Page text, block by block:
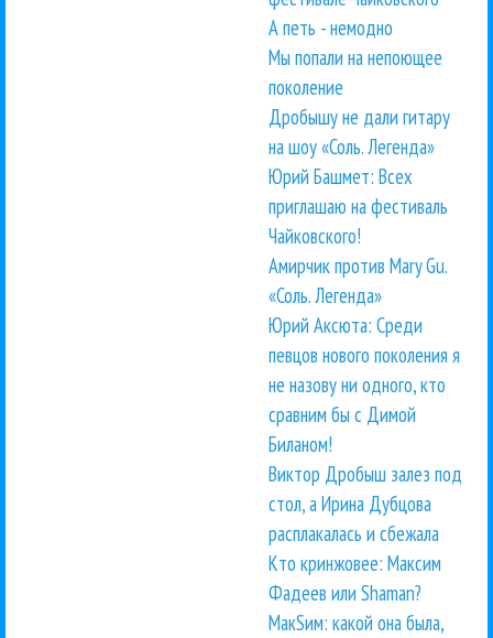
А петь - немодно
Мы попали на непоющее
поколение
Дробышу не дали гитару
на шоу «Соль. Легенда»
Юрий Башмет: Всех
приглашаю на фестиваль
Чайковского!
Амирчик против Mary Gu.
«Соль. Легенда»
Юрий Аксюта: Среди
певцов нового поколения я
не назову ни одного, кто
сравним бы с Димой
Биланом!
Виктор Дробыш залез под
стол, а Ирина Дубцова
расплакалась и сбежала
Кто кринжовее: Максим
Фадеев или Shaman?
МакSим: какой она была,